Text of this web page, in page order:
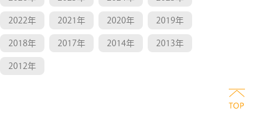
2022年 2021年 2020年 2019年
2018年 2017年 2014年 2013年
2012年